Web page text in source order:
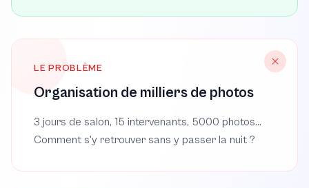
LE PROBLÈME
Organisation de milliers de photos
3 jours de salon, 15 intervenants, 5000 photos...
Comment s'y retrouver sans y passer la nuit ?